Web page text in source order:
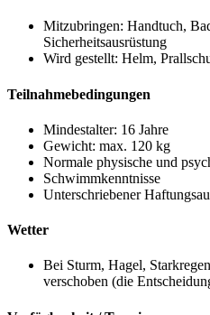
Mitzubringen: Handtuch,
Sicherheitsausrüstung
Wird gestellt: Helm,
Teilnahmebedingungen
Mindestalter: 16 Jahre
Gewicht: max. 120 kg
Normale physische und
Schwimmkenntnisse
Unterschriebener
Wetter
Bei Sturm, Hagel,
verschoben (die